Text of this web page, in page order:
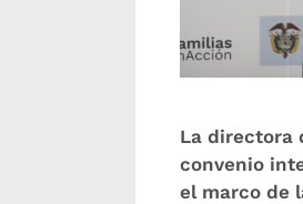
La directora
convenio
el marco de